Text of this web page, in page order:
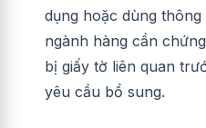
dụng hoặc dùng
ngành hàng cần
bị giấy tờ liên quan
yêu cầu bổ sung.